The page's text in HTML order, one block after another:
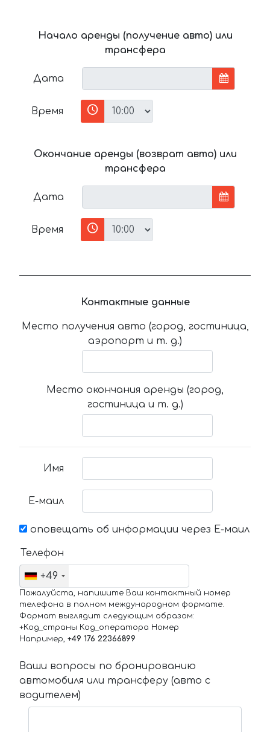
Начало аренды (получение авто) или
трансфера
Дата
Время
Окончание аренды (возврат авто) или
трансфера
Дата
Время
Контактные данные
Место получения авто (город, гостиница,
аэропорт и т. д.)
Место окончания аренды (город,
гостиница и т. д.)
Имя
Е-маил
оповещать об информации через Е-маил
Телефон
+49
Пожалуйста, напишите Ваш контактный номер
телефона в полном международном формате.
Формат выглядит следующим образом:
+Код_страны Код_оператора Номер
Например, +49 176 22366899
Ваши вопросы по бронированию
автомобиля или трансферу (авто с
водителем)